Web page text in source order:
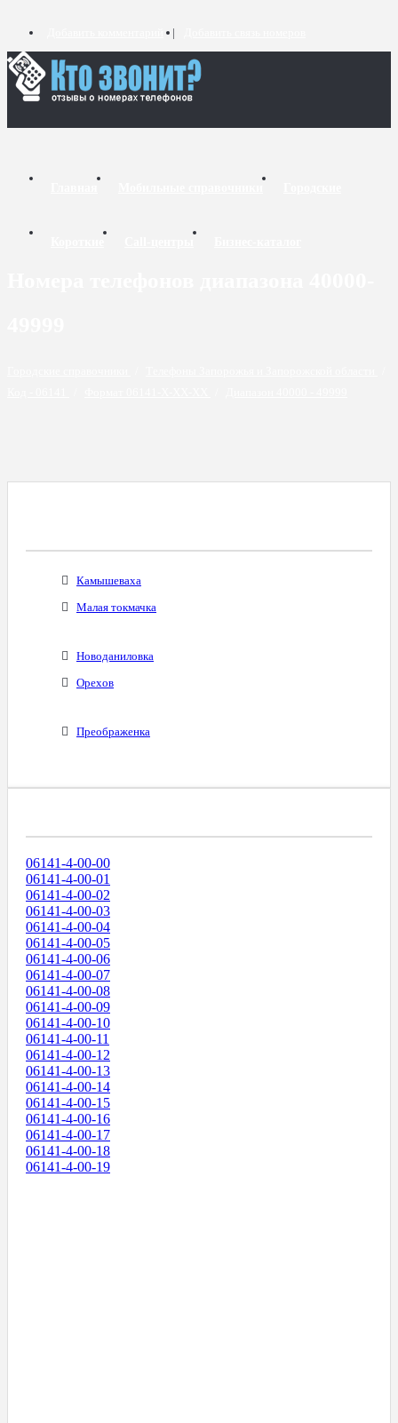
Камышеваха
Малая токмачка
Новоданиловка
Орехов
Преображенка
06141-4-00-00
06141-4-00-01
06141-4-00-02
06141-4-00-03
06141-4-00-04
06141-4-00-05
06141-4-00-06
06141-4-00-07
06141-4-00-08
06141-4-00-09
06141-4-00-10
06141-4-00-11
06141-4-00-12
06141-4-00-13
06141-4-00-14
06141-4-00-15
06141-4-00-16
06141-4-00-17
06141-4-00-18
06141-4-00-19